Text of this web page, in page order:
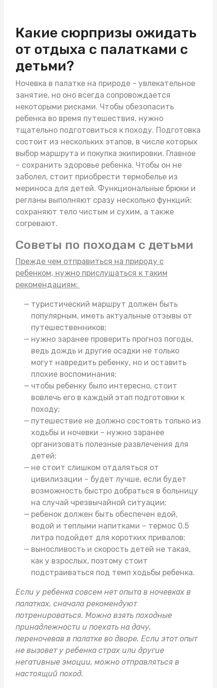
Какие сюрпризы ожидать
от отдыха с палатками с
детьми?
Ночевка в палатке на природе – увлекательное
занятие, но оно всегда сопровождается
некоторыми рисками. Чтобы обезопасить
ребенка во время путешествия, нужно
тщательно подготовиться к походу. Подготовка
состоит из нескольких этапов, в числе которых
выбор маршрута и покупка экипировки. Главное
– сохранить здоровье ребенка. Чтобы он не
заболел, стоит приобрести термобелье из
мериноса для детей. Функциональные брюки и
регланы выполняют сразу несколько функций:
сохраняют тело чистым и сухим, а также
согревают.
Советы по походам с детьми
Прежде чем отправиться на природу с
ребенком, нужно прислушаться к таким
рекомендациям:
туристический маршрут должен быть
популярным, иметь актуальные отзывы от
путешественников;
нужно заранее проверить прогноз погоды,
ведь дождь и другие осадки не только
могут навредить ребенку, но и оставить
плохие воспоминания;
чтобы ребенку было интересно, стоит
вовлечь его в каждый этап подготовки к
походу;
путешествие не должно состоять только из
ходьбы и ночевки – нужно заранее
организовать полезные развлечения для
детей;
не стоит слишком отдаляться от
цивилизации – будет лучше, если будет
возможность быстро добраться в больницу
на случай чрезвычайной ситуации;
ребенок должен быть обеспечен едой,
водой и теплыми напитками – термос 0.5
литра подойдет для коротких привалов;
выносливость и скорость детей не такая,
как у взрослых, поэтому стоит
подстраиваться под темп ходьбы ребенка.
Если у ребенка совсем нет опыта в ночевках в
палатках, сначала рекомендуют
потренироваться. Можно взять походные
принадлежности и поехать на дачу,
переночевав в палатке во дворе. Если этот опыт
не вызовет у ребенка страх или другие
негативные эмоции, можно отправляться в
настоящий поход.